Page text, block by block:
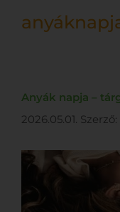
Anyák napja –
2026.05.01. Szerző: